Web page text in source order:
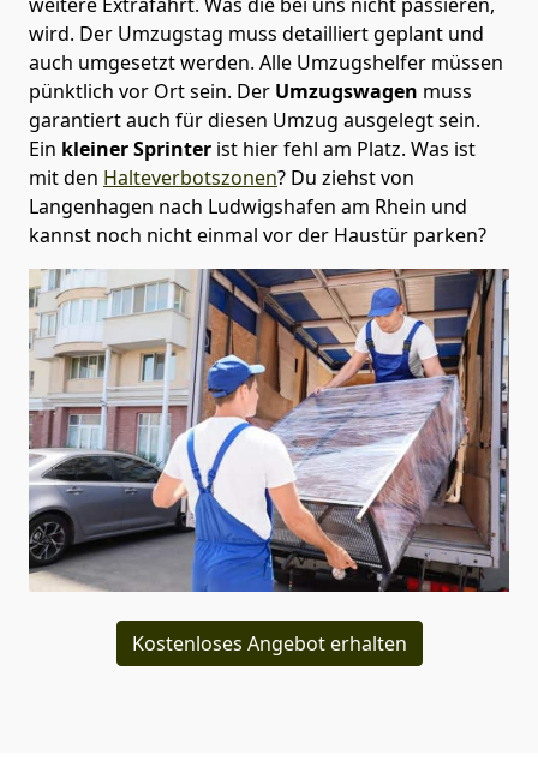
wird. Der Umzugstag muss detailliert geplant und
auch umgesetzt werden. Alle Umzugshelfer müssen
pünktlich vor Ort sein. Der Umzugswagen muss
garantiert auch für diesen Umzug ausgelegt sein.
Ein kleiner Sprinter ist hier fehl am Platz. Was ist
mit den Halteverbotszonen? Du ziehst von
Langenhagen nach Ludwigshafen am Rhein und
kannst noch nicht einmal vor der Haustür parken?
Kostenloses Angebot erhalten